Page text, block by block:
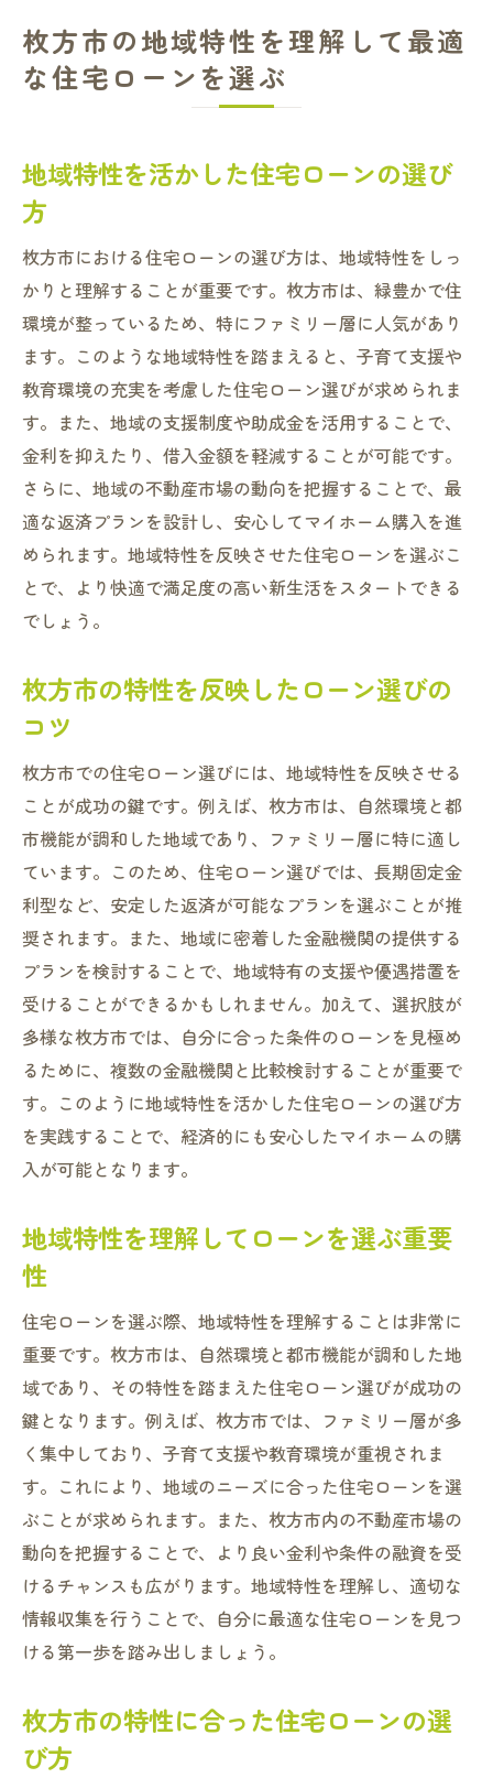
枚方市の地域特性を理解して最適
な住宅ローンを選ぶ
地域特性を活かした住宅ローンの選び
方
枚方市における住宅ローンの選び方は、地域特性をしっ
かりと理解することが重要です。枚方市は、緑豊かで住
環境が整っているため、特にファミリー層に人気があり
ます。このような地域特性を踏まえると、子育て支援や
教育環境の充実を考慮した住宅ローン選びが求められま
す。また、地域の支援制度や助成金を活用することで、
金利を抑えたり、借入金額を軽減することが可能です。
さらに、地域の不動産市場の動向を把握することで、最
適な返済プランを設計し、安心してマイホーム購入を進
められます。地域特性を反映させた住宅ローンを選ぶこ
とで、より快適で満足度の高い新生活をスタートできる
でしょう。
枚方市の特性を反映したローン選びの
コツ
枚方市での住宅ローン選びには、地域特性を反映させる
ことが成功の鍵です。例えば、枚方市は、自然環境と都
市機能が調和した地域であり、ファミリー層に特に適し
ています。このため、住宅ローン選びでは、長期固定金
利型など、安定した返済が可能なプランを選ぶことが推
奨されます。また、地域に密着した金融機関の提供する
プランを検討することで、地域特有の支援や優遇措置を
受けることができるかもしれません。加えて、選択肢が
多様な枚方市では、自分に合った条件のローンを見極め
るために、複数の金融機関と比較検討することが重要で
す。このように地域特性を活かした住宅ローンの選び方
を実践することで、経済的にも安心したマイホームの購
入が可能となります。
地域特性を理解してローンを選ぶ重要
性
住宅ローンを選ぶ際、地域特性を理解することは非常に
重要です。枚方市は、自然環境と都市機能が調和した地
域であり、その特性を踏まえた住宅ローン選びが成功の
鍵となります。例えば、枚方市では、ファミリー層が多
く集中しており、子育て支援や教育環境が重視されま
す。これにより、地域のニーズに合った住宅ローンを選
ぶことが求められます。また、枚方市内の不動産市場の
動向を把握することで、より良い金利や条件の融資を受
けるチャンスも広がります。地域特性を理解し、適切な
情報収集を行うことで、自分に最適な住宅ローンを見つ
ける第一歩を踏み出しましょう。
枚方市の特性に合った住宅ローンの選
び方